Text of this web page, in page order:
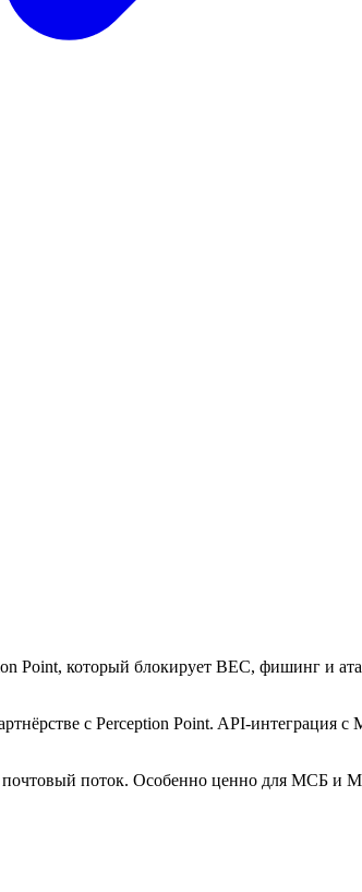
который блокирует BEC, фишинг и
с Perception Point. API-интеграция
поток. Особенно ценно для МСБ и